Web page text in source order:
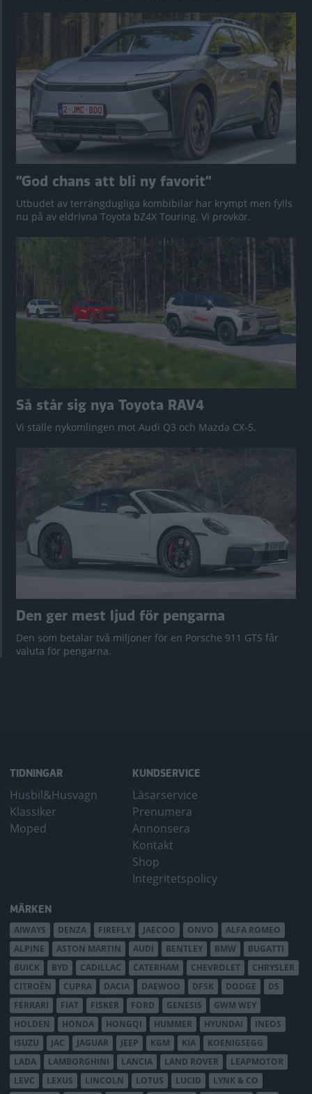
”God chans att bli ny favorit”
Utbudet av terrängdugliga kombibilar har krympt men fylls
nu på av eldrivna Toyota bZ4X Touring. Vi provkör.
Så står sig nya Toyota RAV4
Vi ställe nykomlingen mot Audi Q3 och Mazda CX-5.
Den ger mest ljud för pengarna
Den som betalar två miljoner för en Porsche 911 GTS får
valuta för pengarna.
TIDNINGAR
Husbil&Husvagn
Klassiker
Moped
KUNDSERVICE
Läsarservice
Prenumera
Annonsera
Kontakt
Shop
Integritetspolicy
MÄRKEN
AIWAYS DENZA FIREFLY JAECOO ONVO
ALFA ROMEO
ALPINE
ASTON MARTIN AUDI BENTLEY BMW
BUGATTI
BUICK
BYD CADILLAC CATERHAM CHEVROLET
CHRYSLER
CITROËN
CUPRA DACIA DAEWOO DFSK DODGE
DS
FERRARI
FIAT FISKER FORD GENESIS
GWM WEY
HOLDEN
HONDA HONGQI HUMMER HYUNDAI
INEOS
ISUZU
JAC JAGUAR JEEP KGM KIA
KOENIGSEGG
LADA
LAMBORGHINI LANCIA LAND ROVER
LEAPMOTOR
LEVC
LEXUS LINCOLN LOTUS LUCID
LYNK & CO